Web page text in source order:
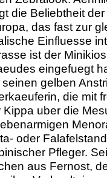
die Beliebtheit
das fast zur
Einfluesse
ist der
eingefuegt
gelben
die mit
Kippa uber die
oder
Pfleger.
aus Fernost,